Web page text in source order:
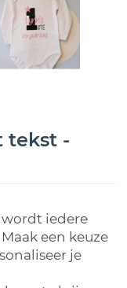
tekst -
wordt iedere
een keuze
je